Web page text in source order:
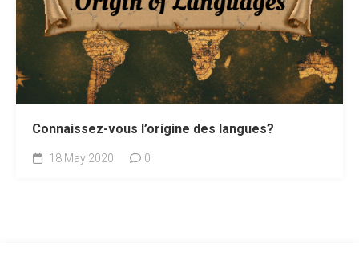
Connaissez-vous l’origine des langues?
18 May 2020 0